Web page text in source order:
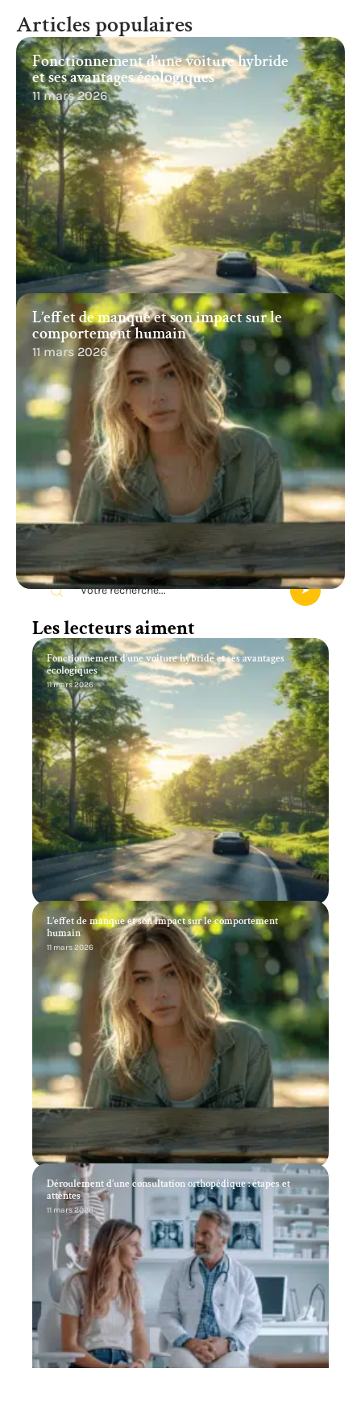
Articles populaires
Fonctionnement d’une voiture hybride
et ses avantages écologiques
11 mars 2026
L’effet de manque et son impact sur le
comportement humain
11 mars 2026
Recherche
Les lecteurs aiment
Fonctionnement d’une voiture hybride et ses avantages
écologiques
11 mars 2026
L’effet de manque et son impact sur le comportement
humain
11 mars 2026
Déroulement d’une consultation orthopédique : étapes et
attentes
11 mars 2026